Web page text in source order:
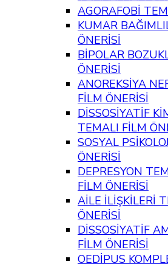
AGORAFOBİ
KUMAR
ÖNERİSİ
BİPOLAR
ÖNERİSİ
ANOREKSİYA
FİLM ÖNERİSİ
DİSSOSİYATİF
TEMALI FİLM
SOSYAL
ÖNERİSİ
DEPRESYON
FİLM ÖNERİSİ
AİLE İLİŞKİLERİ
ÖNERİSİ
DİSSOSİYATİF
FİLM ÖNERİSİ
OEDİPUS